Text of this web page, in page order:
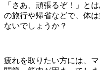
「さあ、頑張るぞ！」と
の旅行や帰省などで、体
ないでしょうか？
疲れを取りたい方には、